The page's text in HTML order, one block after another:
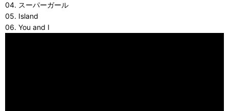
04. スーパーガール
05. Island
06. You and I